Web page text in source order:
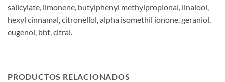
salicylate, limonene, butylphenyl methylpropional, linalool,
hexyl cinnamal, citronellol, alpha isomethil ionone, geraniol,
eugenol, bht, citral.
PRODUCTOS RELACIONADOS